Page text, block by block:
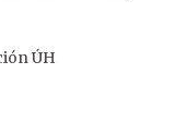
ÚH